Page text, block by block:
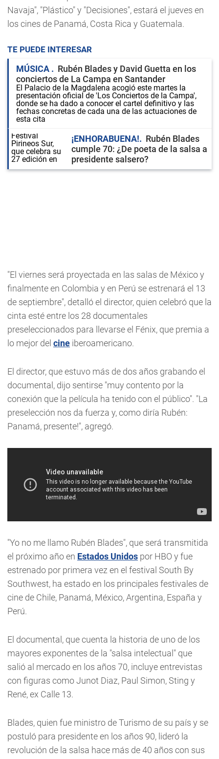
Navaja", "Plástico" y "Decisiones", estará el jueves en
los cines de Panamá, Costa Rica y Guatemala.
TE PUEDE INTERESAR
MÚSICA
Rubén Blades y David Guetta en los
conciertos de La Campa en Santander
El Palacio de la Magdalena acogió este martes la
presentación oficial de 'Los Conciertos de la Campa',
donde se ha dado a conocer el cartel definitivo y las
fechas concretas de cada una de las actuaciones de
esta cita
¡ENHORABUENA!
Rubén Blades
cumple 70: ¿De poeta de la salsa a
presidente salsero?
"El viernes será proyectada en las salas de México y
finalmente en Colombia y en Perú se estrenará el 13
de septiembre", detalló el director, quien celebró que la
cinta esté entre los 28 documentales
preseleccionados para llevarse el Fénix, que premia a
lo mejor del cine iberoamericano.
El director, que estuvo más de dos años grabando el
documental, dijo sentirse "muy contento por la
conexión que la película ha tenido con el público". "La
preselección nos da fuerza y, como diría Rubén:
Panamá, presente!", agregó.
"Yo no me llamo Rubén Blades", que será transmitida
el próximo año en Estados Unidos por HBO y fue
estrenado por primera vez en el festival South By
Southwest, ha estado en los principales festivales de
cine de Chile, Panamá, México, Argentina, España y
Perú.
El documental, que cuenta la historia de uno de los
mayores exponentes de la "salsa intelectual" que
salió al mercado en los años 70, incluye entrevistas
con figuras como Junot Diaz, Paul Simon, Sting y
René, ex Calle 13.
Blades, quien fue ministro de Turismo de su país y se
postuló para presidente en los años 90, lideró la
revolución de la salsa hace más de 40 años con sus